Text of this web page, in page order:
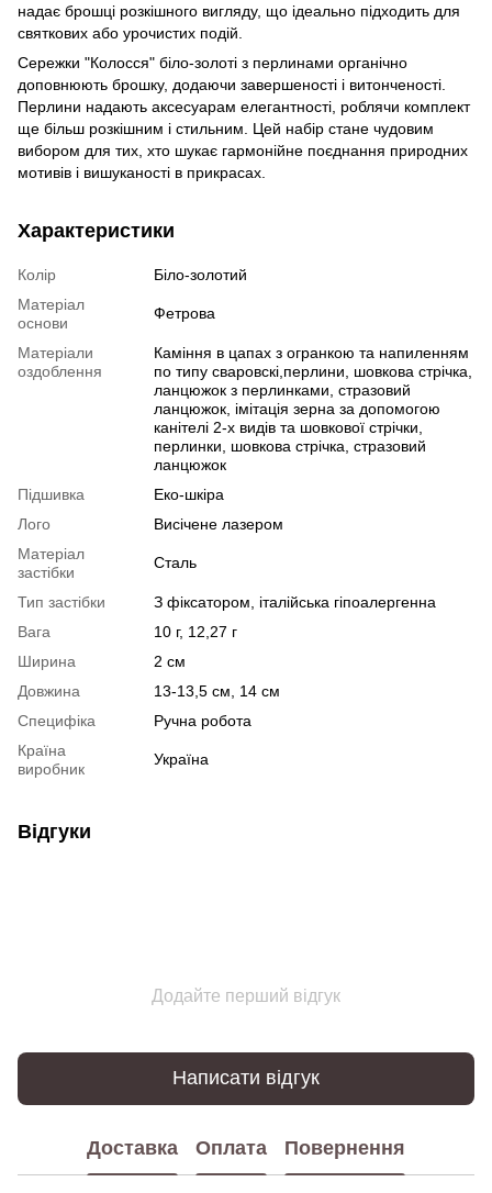
надає брошці розкішного вигляду, що ідеально підходить для
святкових або урочистих подій.
Сережки "Колосся" біло-золоті з перлинами органічно
доповнюють брошку, додаючи завершеності і витонченості.
Перлини надають аксесуарам елегантності, роблячи комплект
ще більш розкішним і стильним. Цей набір стане чудовим
вибором для тих, хто шукає гармонійне поєднання природних
мотивів і вишуканості в прикрасах.
Характеристики
Колір
Біло-золотий
Матеріал
основи
Фетрова
Матеріали
оздоблення
Каміння в цапах з огранкою та напиленням
по типу сваровскі,перлини, шовкова стрічка,
ланцюжок з перлинками, стразовий
ланцюжок, імітація зерна за допомогою
канітелі 2-х видів та шовкової стрічки,
перлинки, шовкова стрічка, стразовий
ланцюжок
Підшивка
Еко-шкіра
Лого
Висічене лазером
Матеріал
застібки
Сталь
Тип застібки
З фіксатором, італійська гіпоалергенна
Вага
10 г, 12,27 г
Ширина
2 см
Довжина
13-13,5 см, 14 см
Специфіка
Ручна робота
Країна
виробник
Україна
Відгуки
Додайте перший відгук
Написати відгук
Доставка Оплата Повернення